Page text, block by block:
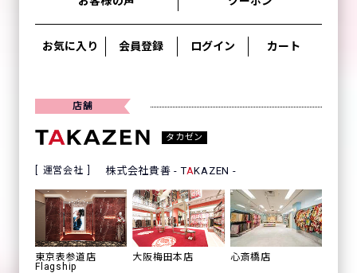
お気に入り 会員登録 ログイン カート
店舗
タカゼン
運営会社 株式会社貴善 - TAKAZEN -
東京表参道店
Flagship
大阪梅田本店 心斎橋店